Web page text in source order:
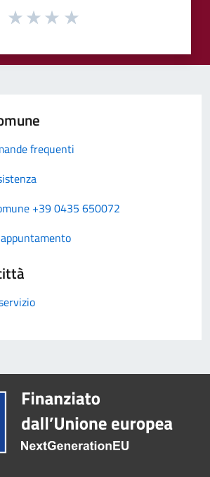
frequenti
+39 0435 650072